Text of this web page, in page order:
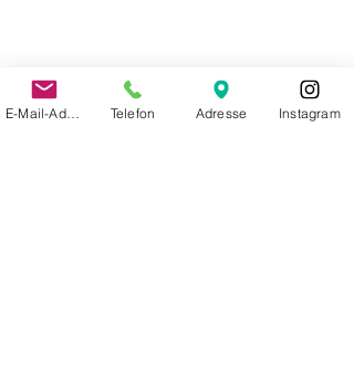
E-Mail-Adresse Telefon Adresse Instagram